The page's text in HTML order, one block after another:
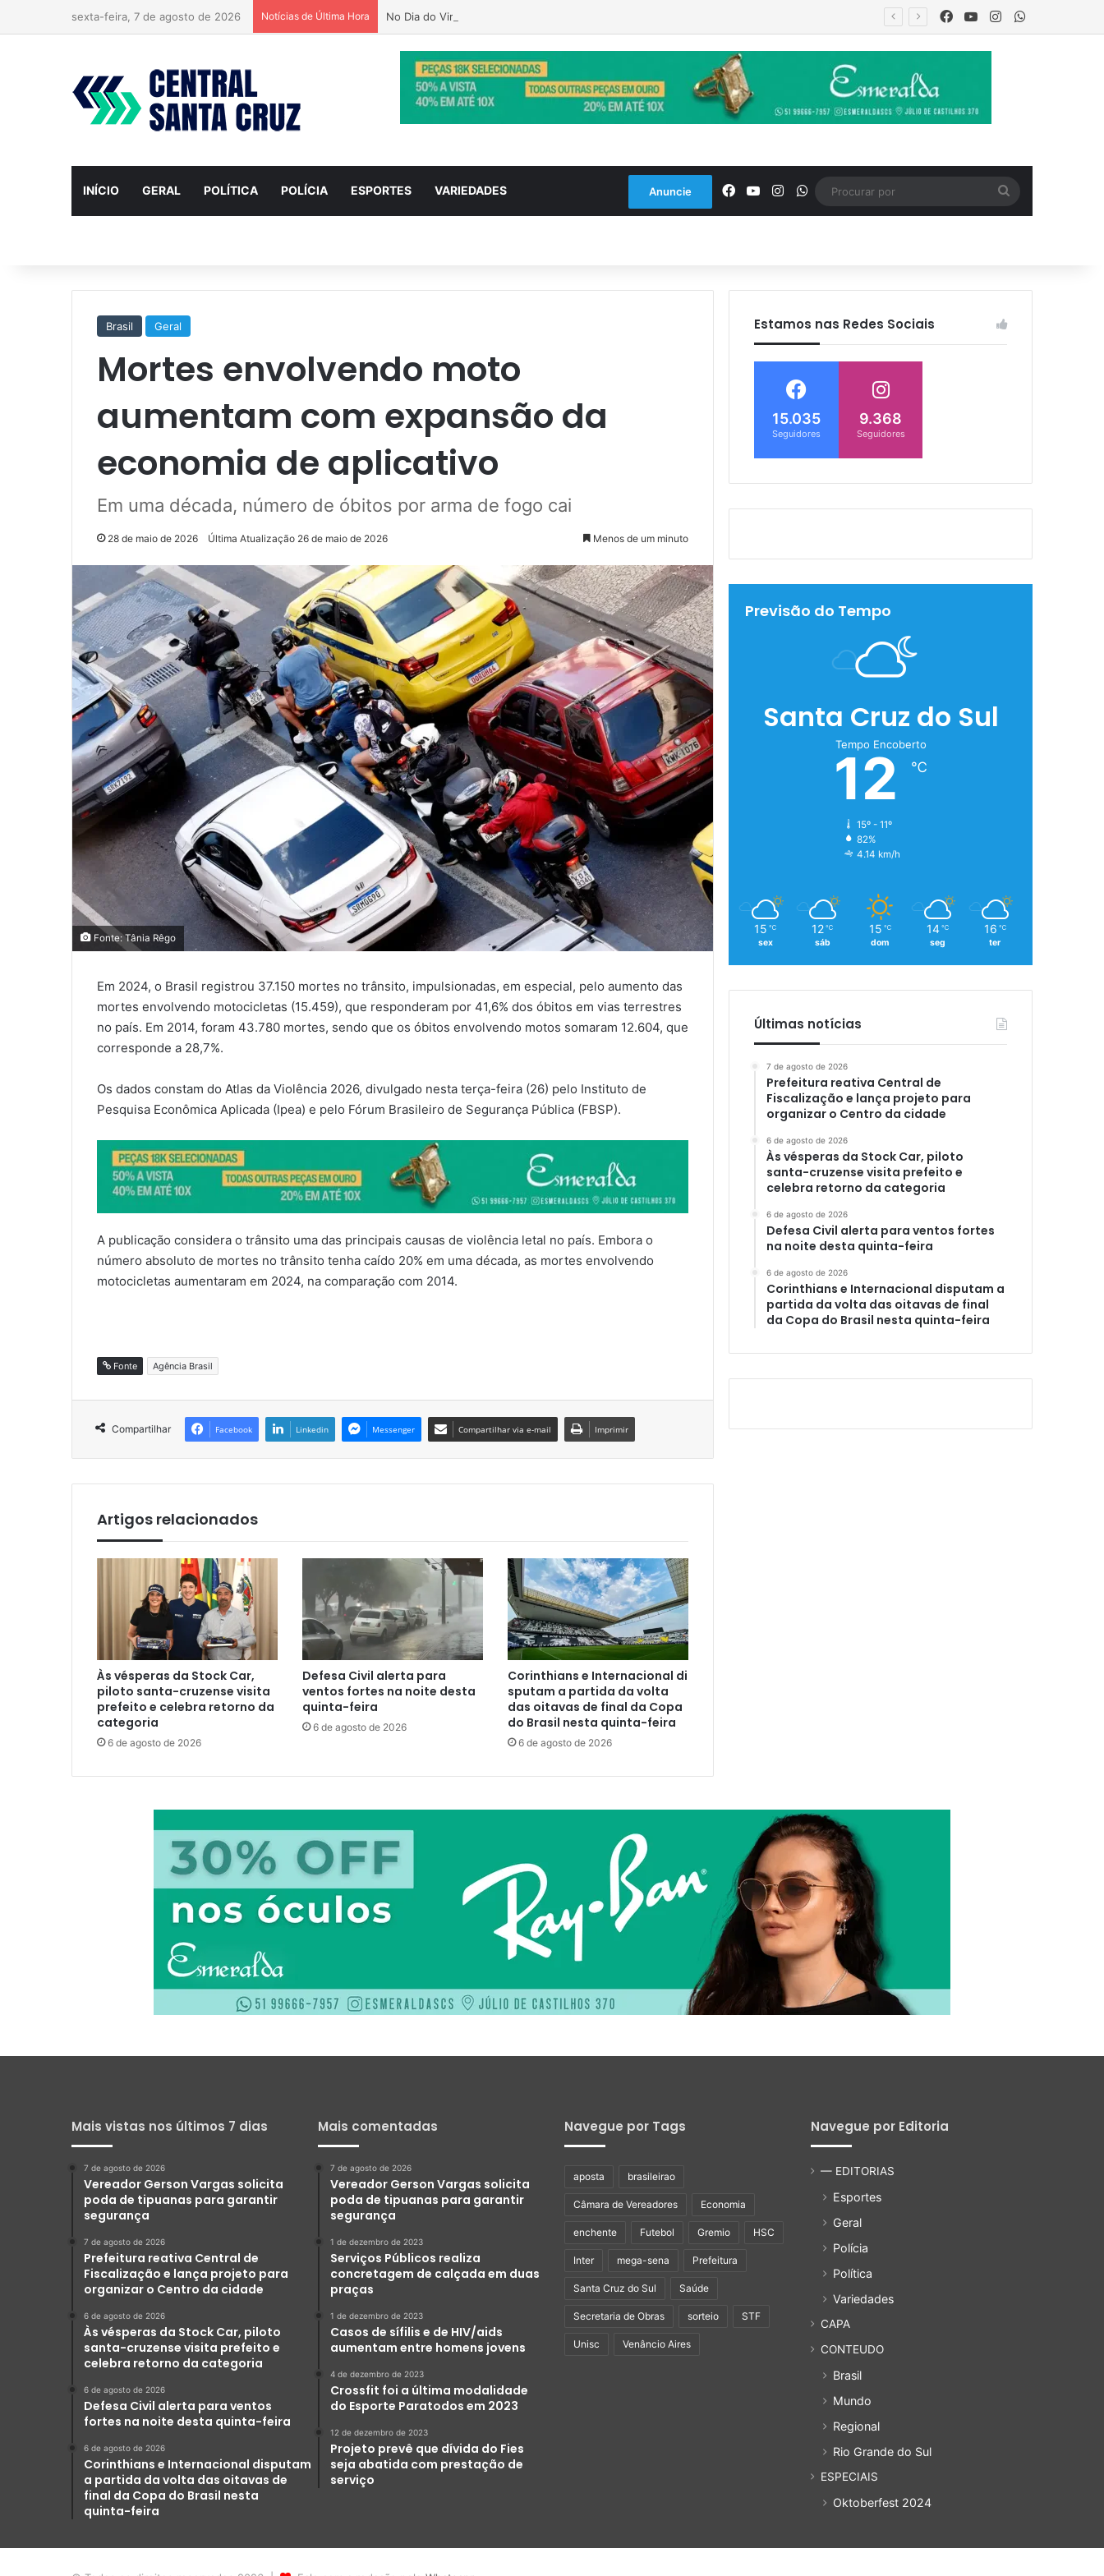
sexta-feira, 7 de agosto de 2026 Notícias de Última Hora No Dia do Vira-Lata, Prefeitura lança banco online de animais para adoção Facebook
YouTubeInstagram
INÍCIO GERAL POLÍTICA POLÍCIA ESPORTES VARIEDADES Anuncie Facebook
YouTubeInstagramWhatsApp
por
Brasil Geral
Mortes envolvendo moto
aumentam com expansão da
economia de aplicativo
Em uma década, número de óbitos por arma de fogo cai
28 de maio de 2026 Última Atualização 26 de maio de 2026 Menos de um minuto
Fonte: Tânia Rêgo
Em 2024, o Brasil registrou 37.150 mortes no trânsito, impulsionadas, em especial, pelo aumento das
mortes envolvendo motocicletas (15.459), que responderam por 41,6% dos óbitos em vias terrestres
no país. Em 2014, foram 43.780 mortes, sendo que os óbitos envolvendo motos somaram 12.604, que
corresponde a 28,7%.
Os dados constam do Atlas da Violência 2026, divulgado nesta terça-feira (26) pelo Instituto de
Pesquisa Econômica Aplicada (Ipea) e pelo Fórum Brasileiro de Segurança Pública (FBSP).
A publicação considera o trânsito uma das principais causas de violência letal no país. Embora o
número absoluto de mortes no trânsito tenha caído 20% em uma década, as mortes envolvendo
motocicletas aumentaram em 2024, na comparação com 2014.
Fonte Agência Brasil
Compartilhar Facebook Linkedin Messenger Compartilhar via e-mail Imprimir
Artigos relacionados
Às vésperas da Stock Car,
piloto santa-cruzense visita
prefeito e celebra retorno da
categoria
6 de agosto de 2026
Defesa Civil alerta para
ventos fortes na noite desta
quinta-feira
6 de agosto de 2026
Corinthians e Internacional di
sputam a partida da volta
das oitavas de final da Copa
do Brasil nesta quinta-feira
6 de agosto de 2026
Estamos nas Redes Sociais
15.035
Seguidores
9.368
Seguidores
Previsão do Tempo
Santa Cruz do Sul
Tempo Encoberto
12 ℃
15º - 11º
82%
4.14 km/h
15 ℃
sex
12 ℃
sáb
15 ℃
dom
14 ℃
seg
16 ℃
ter
Últimas notícias
7 de agosto de 2026
Prefeitura reativa Central de
Fiscalização e lança projeto para
organizar o Centro da cidade
6 de agosto de 2026
Às vésperas da Stock Car, piloto
santa-cruzense visita prefeito e
celebra retorno da categoria
6 de agosto de 2026
Defesa Civil alerta para ventos fortes
na noite desta quinta-feira
6 de agosto de 2026
Corinthians e Internacional disputam a
partida da volta das oitavas de final
da Copa do Brasil nesta quinta-feira
Mais vistas nos últimos 7 dias
7 de agosto de 2026
Vereador Gerson Vargas solicita
poda de tipuanas para garantir
segurança
7 de agosto de 2026
Prefeitura reativa Central de
Fiscalização e lança projeto para
organizar o Centro da cidade
6 de agosto de 2026
Às vésperas da Stock Car, piloto
santa-cruzense visita prefeito e
celebra retorno da categoria
6 de agosto de 2026
Defesa Civil alerta para ventos
fortes na noite desta quinta-feira
6 de agosto de 2026
Corinthians e Internacional disputam
a partida da volta das oitavas de
final da Copa do Brasil nesta
quinta-feira
Mais comentadas
7 de agosto de 2026
Vereador Gerson Vargas solicita
poda de tipuanas para garantir
segurança
1 de dezembro de 2023
Serviços Públicos realiza
concretagem de calçada em duas
praças
1 de dezembro de 2023
Casos de sífilis e de HIV/aids
aumentam entre homens jovens
4 de dezembro de 2023
Crossfit foi a última modalidade
do Esporte Paratodos em 2023
12 de dezembro de 2023
Projeto prevê que dívida do Fies
seja abatida com prestação de
serviço
Navegue por Tags
aposta brasileirao
Câmara de Vereadores Economia
enchente Futebol Gremio HSC
Inter mega-sena Prefeitura
Santa Cruz do Sul Saúde
Secretaria de Obras sorteio STF
Unisc Venâncio Aires
Navegue por Editoria
— EDITORIAS
Esportes
Geral
Polícia
Política
Variedades
CAPA
CONTEUDO
Brasil
Mundo
Regional
Rio Grande do Sul
ESPECIAIS
Oktoberfest 2024